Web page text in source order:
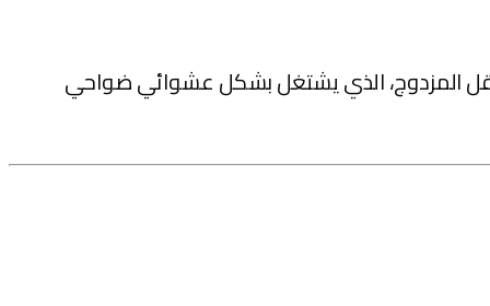
المزدوج، الذي يشتغل بشكل عشوائي ضواحي